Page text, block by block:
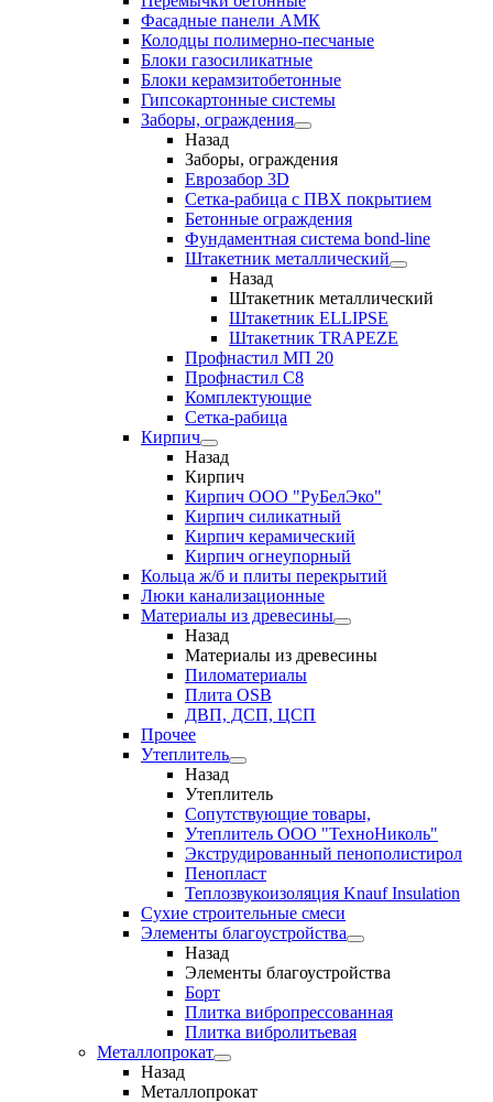
Фасадные панели АМК
Колодцы полимерно-песчаные
Блоки газосиликатные
Блоки керамзитобетонные
Гипсокартонные системы
Заборы, ограждения
Назад
Заборы, ограждения
Еврозабор 3D
Сетка-рабица с ПВХ покрытием
Бетонные ограждения
Фундаментная система bond-line
Штакетник металлический
Назад
Штакетник металлический
Штакетник ELLIPSE
Штакетник TRAPEZE
Профнастил МП 20
Профнастил С8
Комплектующие
Сетка-рабица
Кирпич
Назад
Кирпич
Кирпич ООО "РуБелЭко"
Кирпич силикатный
Кирпич керамический
Кирпич огнеупорный
Кольца ж/б и плиты перекрытий
Люки канализационные
Материалы из древесины
Назад
Материалы из древесины
Пиломатериалы
Плита OSB
ДВП, ДСП, ЦСП
Прочее
Утеплитель
Назад
Утеплитель
Сопутствующие товары,
Утеплитель ООО "ТехноНиколь"
Экструдированный пенополистирол
Пенопласт
Теплозвукоизоляция Knauf Insulation
Сухие строительные смеси
Элементы благоустройства
Назад
Элементы благоустройства
Борт
Плитка вибропрессованная
Плитка вибролитьевая
Металлопрокат
Назад
Металлопрокат